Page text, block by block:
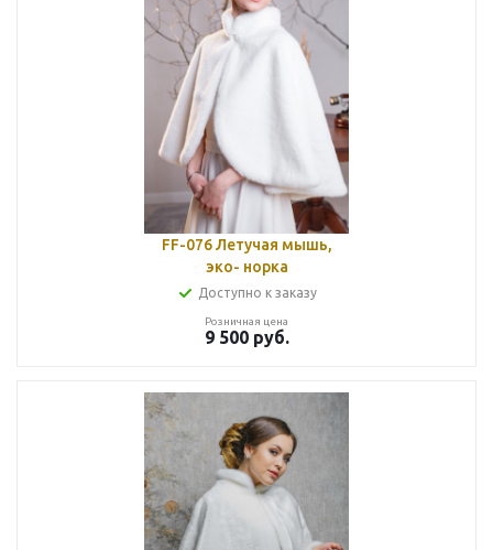
FF-076 Летучая мышь,
эко- норка
Доступно к заказу
Розничная цена
9 500руб.